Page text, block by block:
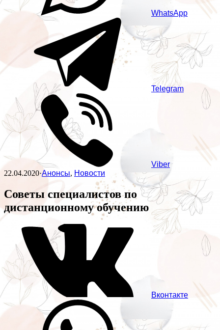
WhatsApp
Telegram
Viber
22.04.2020·Анонсы, Новости
Советы специалистов по
дистанционному обучению
Вконтакте